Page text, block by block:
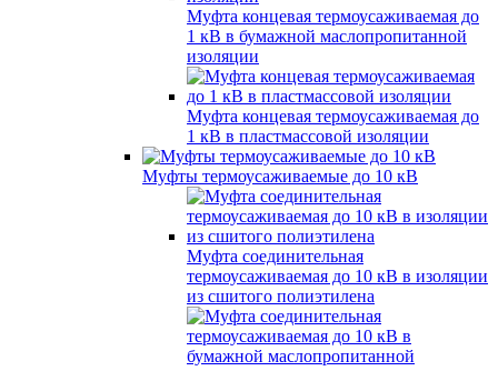
Муфта концевая термоусаживаемая до
1 кВ в бумажной маслопропитанной
изоляции
Муфта концевая термоусаживаемая до
1 кВ в пластмассовой изоляции
Муфты термоусаживаемые до 10 кВ
Муфта соединительная
термоусаживаемая до 10 кВ в изоляции
из сшитого полиэтилена